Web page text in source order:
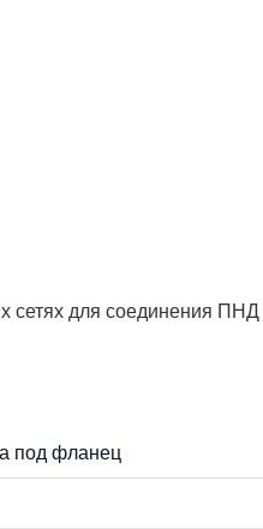
для соединения
под фланец